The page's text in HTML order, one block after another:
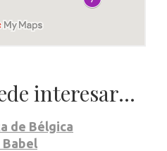
interesar…
de Bélgica
Babel